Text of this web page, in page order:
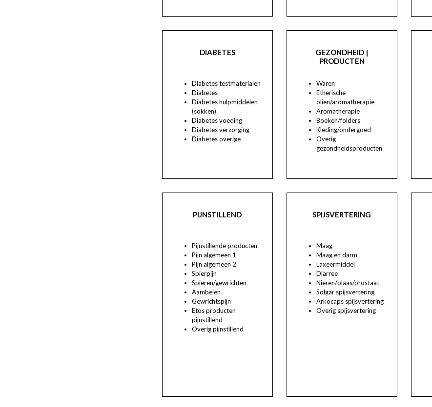
DIABETES
Diabetes testmaterialen
Diabetes
Diabetes hulpmiddelen
(sokken)
Diabetes voeding
Diabetes verzorging
Diabetes overige
GEZONDHEID |
PRODUCTEN
Waren
Etherische
olien/aromatherapie
Aromatherapie
Boeken/folders
Kleding/ondergoed
Overig
gezondheidsproducten
PIJNSTILLEND
Pijnstillende producten
Pijn algemeen 1
Pijn algemeen 2
Spierpijn
Spieren/gewrichten
Aambeien
Gewrichtspijn
Etos producten
pijnstillend
Overig pijnstillend
SPIJSVERTERING
Maag
Maag en darm
Laxeermiddel
Diarree
Nieren/blaas/prostaat
Solgar spijsvertering
Arkocaps spijsvertering
Overig spijsvertering